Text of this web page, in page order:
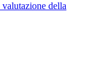
della